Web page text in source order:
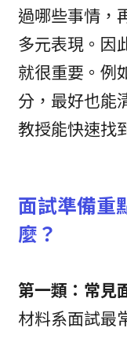
過哪些事情，
多元表現。因
就很重要。例
分，最好也能
教授能快速找
面試準備重
麼？
第一類：常見
材料系面試最